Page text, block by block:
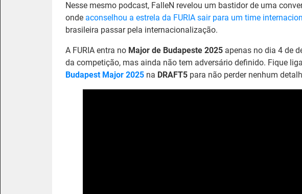
Nesse mesmo podcast, FalleN revelou um bastidor de uma
onde aconselhou a estrela da FURIA sair para um time
brasileira passar pela internacionalização.
A FURIA entra no Major de Budapeste 2025 apenas no dia 4 de
da competição, mas ainda não tem adversário definido. Fique
Budapest Major 2025 na DRAFT5 para não perder nenhum